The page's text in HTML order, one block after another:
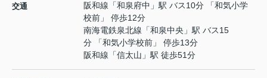
交通 阪和線 「和泉府中 」駅 バス10分 「和気小学
校前」 停歩12分
南海電鉄泉北線 「和泉中央 」駅 バス15
分 「和気小学校前」 停歩13分
阪和線 「信太山 」駅 徒歩51分